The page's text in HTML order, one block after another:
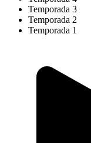
Temporada 3
Temporada 2
Temporada 1